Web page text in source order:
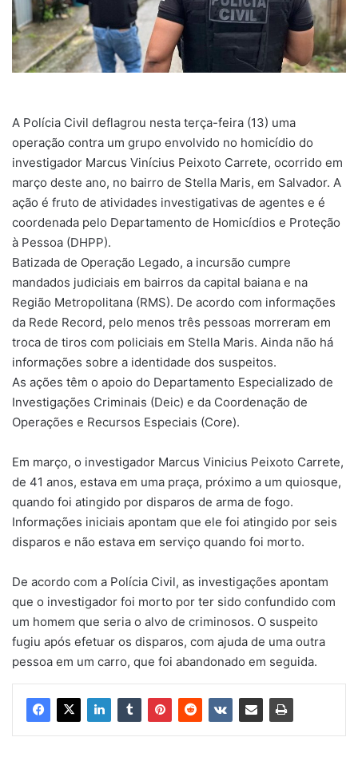
A Polícia Civil deflagrou nesta terça-feira (13) uma
operação contra um grupo envolvido no homicídio do
investigador Marcus Vinícius Peixoto Carrete, ocorrido em
março deste ano, no bairro de Stella Maris, em Salvador. A
ação é fruto de atividades investigativas de agentes e é
coordenada pelo Departamento de Homicídios e Proteção
à Pessoa (DHPP).
Batizada de Operação Legado, a incursão cumpre
mandados judiciais em bairros da capital baiana e na
Região Metropolitana (RMS). De acordo com informações
da Rede Record, pelo menos três pessoas morreram em
troca de tiros com policiais em Stella Maris. Ainda não há
informações sobre a identidade dos suspeitos.
As ações têm o apoio do Departamento Especializado de
Investigações Criminais (Deic) e da Coordenação de
Operações e Recursos Especiais (Core).
Em março, o investigador Marcus Vinicius Peixoto Carrete,
de 41 anos, estava em uma praça, próximo a um quiosque,
quando foi atingido por disparos de arma de fogo.
Informações iniciais apontam que ele foi atingido por seis
disparos e não estava em serviço quando foi morto.
De acordo com a Polícia Civil, as investigações apontam
que o investigador foi morto por ter sido confundido com
um homem que seria o alvo de criminosos. O suspeito
fugiu após efetuar os disparos, com ajuda de uma outra
pessoa em um carro, que foi abandonado em seguida.